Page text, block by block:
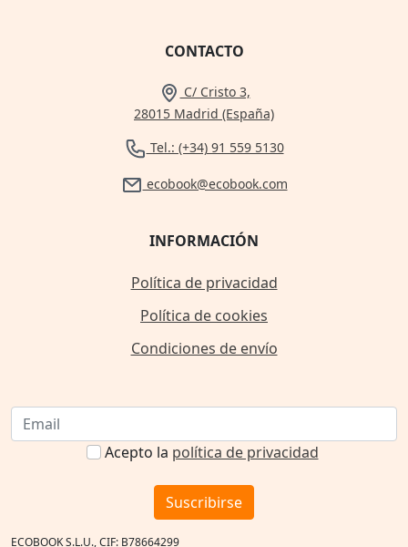
CONTACTO
C/ Cristo 3,
28015 Madrid (España)
Tel.: (+34) 91 559 5130
ecobook@ecobook.com
INFORMACIÓN
Política de privacidad
Política de cookies
Condiciones de envío
Acepto la política de privacidad
Suscribirse
ECOBOOK S.L.U., CIF: B78664299